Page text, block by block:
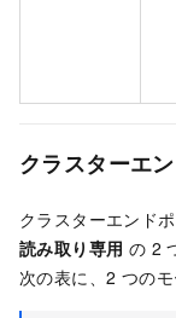
クラスターエ
クラスターエンドポ
読み取り専用 の 2
次の表に、2 つの